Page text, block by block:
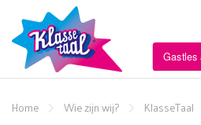
Gastles
Home Wie zijn wij? KlasseTaal